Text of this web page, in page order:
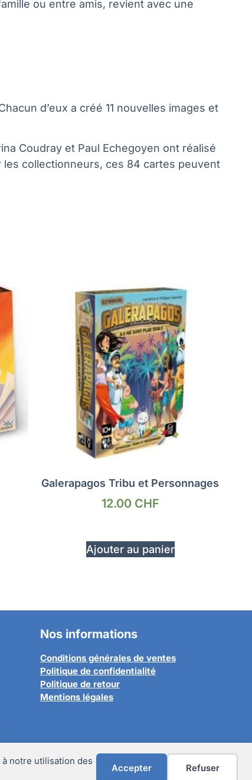
notre utilisation des
Accepter Refuser
ou entre amis, revient avec une
d’eux a créé 11 nouvelles images et
Coudray et Paul Echegoyen ont réalisé
collectionneurs, ces 84 cartes peuvent
Galerapagos Tribu et Personnages
12.00 CHF
Ajouter au panier
Nos informations
Conditions générales de ventes
Politique de confidentialité
Politique de retour
Mentions légales